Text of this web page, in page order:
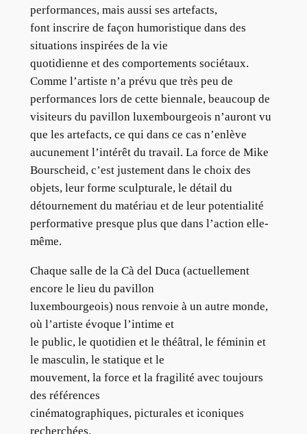
performances, mais aussi ses artefacts,
font inscrire de façon humoristique dans des
situations inspirées de la vie
quotidienne et des comportements sociétaux.
Comme l’artiste n’a prévu que très peu de
performances lors de cette biennale, beaucoup de
visiteurs du pavillon luxembourgeois n’auront vu
que les artefacts, ce qui dans ce cas n’enlève
aucunement l’intérêt du travail. La force de Mike
Bourscheid, c’est justement dans le choix des
objets, leur forme sculpturale, le détail du
détournement du matériau et de leur potentialité
performative presque plus que dans l’action elle-
même.
Chaque salle de la Cà del Duca (actuellement
encore le lieu du pavillon
luxembourgeois) nous renvoie à un autre monde,
où l’artiste évoque l’intime et
le public, le quotidien et le théâtral, le féminin et
le masculin, le statique et le
mouvement, la force et la fragilité avec toujours
des références
cinématographiques, picturales et iconiques
recherchées.